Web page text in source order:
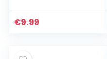
Uitschuifbaar
€9.99